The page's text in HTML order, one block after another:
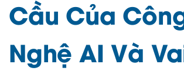
Cầu Của
Nghệ AI Và